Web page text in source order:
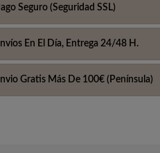
Seguro (Seguridad SSL)
En El Día, Entrega 24/48 H.
Gratis Más De 100€ (Península)